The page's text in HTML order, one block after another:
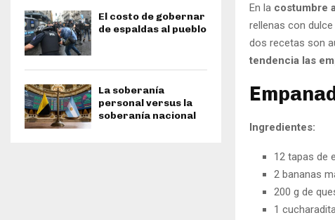
En la costumbre
rellenas con
dos recetas son
tendencia las
Ingredientes:
12 tapas de
2 bananas
200 g de
1
El costo de gobernar
de espaldas al pueblo
La soberanía
personal versus la
soberanía nacional